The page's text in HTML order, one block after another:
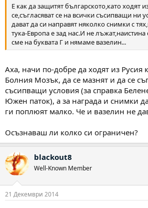
Е как да защитят българското,като ходят
се,съгласяват се на всички съсипващи ни
дават да си направят няколко снимки с
тука-Европа е зад нас.И не лъжат,наистина
сме на буквата Г и нямаме вазелин...
Аха, начи по-добре да ходят из Русия
Болния Мозък, да се мазнят и да се
съсипващи условия (за справка
Южен паток), а за награда и снимки
ги поплюят малко. Че и вазелин не
Осъзнаваш ли колко си ограничен?
blackout8
Well-Known Member
21 Декември 2014